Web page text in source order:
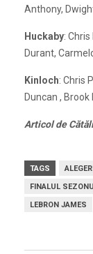
Anthony,
Huckaby:
Durant,
Kinloch: Chris
Duncan , Brook
Articol de
TAGS
FINALUL
LEBRON JAMES